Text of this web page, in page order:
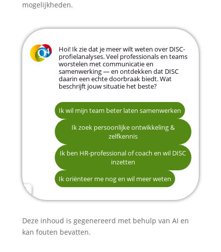
mogelijkheden.
Hoi! Ik zie dat je meer wilt weten over DISC-
profielanalyses. Veel professionals en teams
worstelen met communicatie en
samenwerking — en ontdekken dat DISC
daarin een echte doorbraak biedt. Wat
beschrijft jouw situatie het beste?
Ik wil mijn team beter laten samenwerken
Ik zoek persoonlijke ontwikkeling &
zelfkennis
Ik ben HR-professional of coach en wil DISC
inzetten
Ik oriënteer me nog en wil meer weten
Een DISC-analyse voor mezelf of mijn team
Een DISC-certificering voor professionals
Partner worden & exclusieve materialen
Ik wil eerst een vrijblijvend gesprek
Naam *
E-mailadres *
Telefoonnummer (optioneel)
Deze inhoud is gegenereerd met behulp van AI en
kan fouten bevatten.